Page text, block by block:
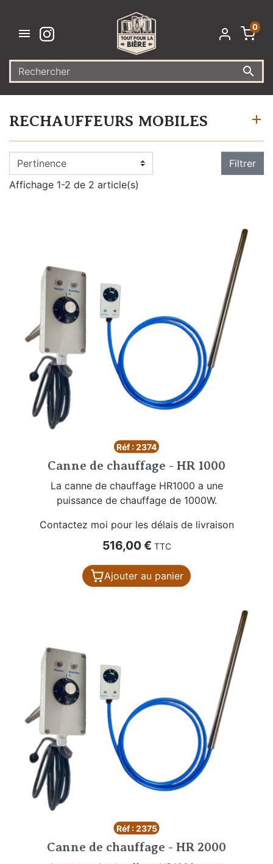


0
RECHAUFFEURS MOBILES
Filtrer
Affichage 1-2 de 2 article(s)
Réf : 2374
Canne de chauffage - HR 1000
La canne de chauffage HR1000 a une
puissance de chauffage de 1000W.
Contactez moi pour les délais de livraison
Prix
516,00 € TTC
Ajouter au panier
Réf : 2375
Canne de chauffage - HR 2000